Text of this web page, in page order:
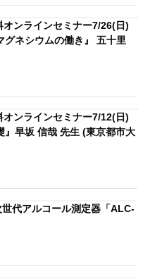
オンラインセミナー7/26(日)
ネシウムの働き』 五十里
オンラインセミナー7/12(日)
早坂 信哉 先生 (東京都市大
代アルコール測定器「ALC-